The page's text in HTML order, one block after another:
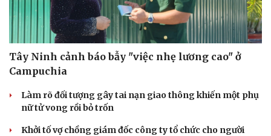
Tây Ninh cảnh báo bẫy "việc nhẹ lương cao" ở
Campuchia
Làm rõ đối tượng gây tai nạn giao thông khiến một phụ
nữ tử vong rồi bỏ trốn
Khởi tố vợ chồng giám đốc công ty tổ chức cho người